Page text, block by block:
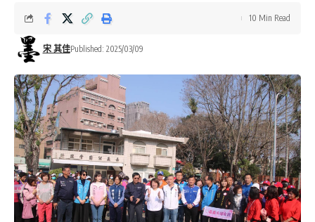
宋 其佳Published: 2025/03/09
10 Min Read